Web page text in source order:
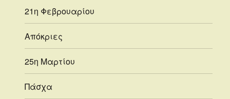
21η Φεβρουαρίου
Απόκριες
25η Μαρτίου
Πάσχα